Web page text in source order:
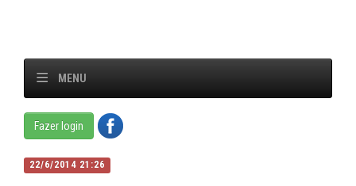
MENU
Fazer login
22/6/2014 21:26